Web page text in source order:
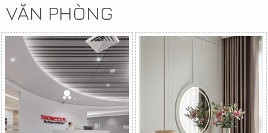
VĂN PHÒNG